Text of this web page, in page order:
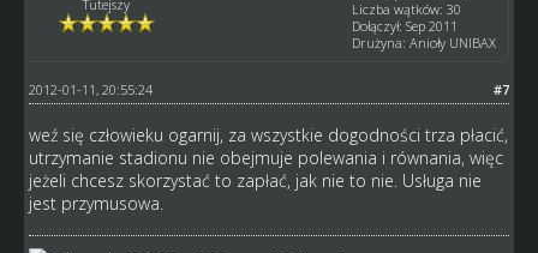
Tutejszy
Liczba wątków: 30
Dołączył: Sep 2011
Drużyna: Anioły UNIBAX
#7
2012-01-11, 20:55:24
weź się człowieku ogarnij, za wszystkie dogodności trza płacić,
utrzymanie stadionu nie obejmuje polewania i równania, więc
jeżeli chcesz skorzystać to zapłać, jak nie to nie. Usługa nie
jest przymusowa.